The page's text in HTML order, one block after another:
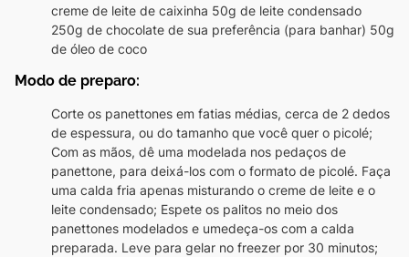
creme de leite de caixinha 50g de leite condensado
250g de chocolate de sua preferência (para banhar) 50g
de óleo de coco
Modo de preparo:
Corte os panettones em fatias médias, cerca de 2 dedos
de espessura, ou do tamanho que você quer o picolé;
Com as mãos, dê uma modelada nos pedaços de
panettone, para deixá-los com o formato de picolé. Faça
uma calda fria apenas misturando o creme de leite e o
leite condensado; Espete os palitos no meio dos
panettones modelados e umedeça-os com a calda
preparada. Leve para gelar no freezer por 30 minutos;